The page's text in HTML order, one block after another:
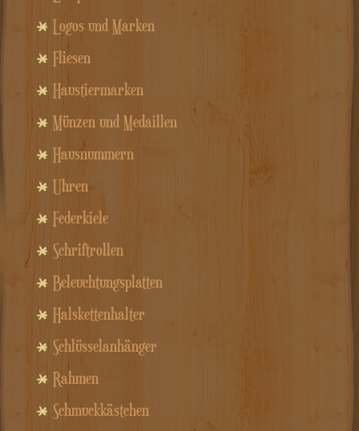
Logos und Marken
Fliesen
Haustiermarken
Münzen und Medaillen
Hausnummern
Uhren
Federkiele
Schriftrollen
Beleuchtungsplatten
Halskettenhalter
Schlüsselanhänger
Rahmen
Schmuckkästchen